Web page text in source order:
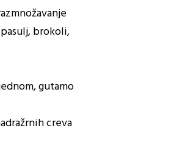
brokoli,
gutamo
creva